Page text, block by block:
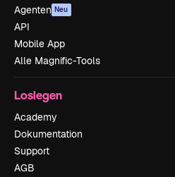
Agenten Neu
API
Mobile App
Alle Magnific-Tools
Loslegen
Academy
Dokumentation
Support
AGB